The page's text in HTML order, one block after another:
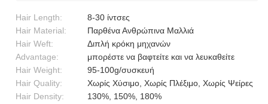
Hair Length:
8-30 ίντσες
Hair Material:
Παρθένα Ανθρώπινα Μαλλιά
Hair Weft:
Διπλή κρόκη μηχανών
Advantage:
μπορέστε να βαφτείτε και να λευκαθείτε
Hair Weight:
95-100g/συσκευή
Hair Quality:
Χωρίς Χύσιμο, Χωρίς Πλέξιμο, Χωρίς Ψείρες
Hair Density:
130%, 150%, 180%